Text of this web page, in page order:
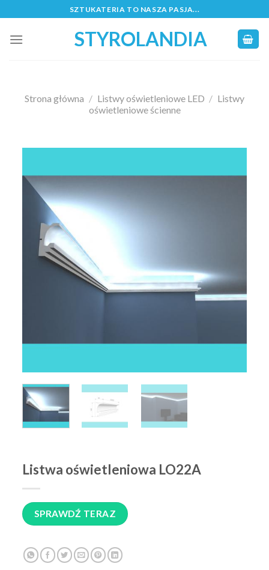
to
content
SZTUKATERIA TO NASZA PASJA...
STYROLANDIA
Strona główna / Listwy oświetleniowe LED / Listwy
oświetleniowe ścienne
Listwa oświetleniowa LO22A
SPRAWDŹ TERAZ